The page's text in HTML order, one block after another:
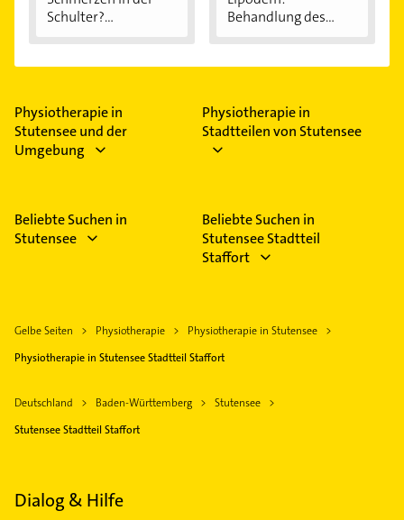
Schulter?
Behandlung des
Physiotherapie in
Stutensee und der
Umgebung
Physiotherapie in
Stadtteilen von Stutensee
Beliebte Suchen in
Stutensee
Beliebte Suchen in
Stutensee Stadtteil
Staffort
Gelbe Seiten Physiotherapie
Physiotherapie in Stutensee
Physiotherapie in Stutensee Stadtteil Staffort
Deutschland Baden-Württemberg
Stutensee
Stutensee Stadtteil Staffort
Dialog & Hilfe